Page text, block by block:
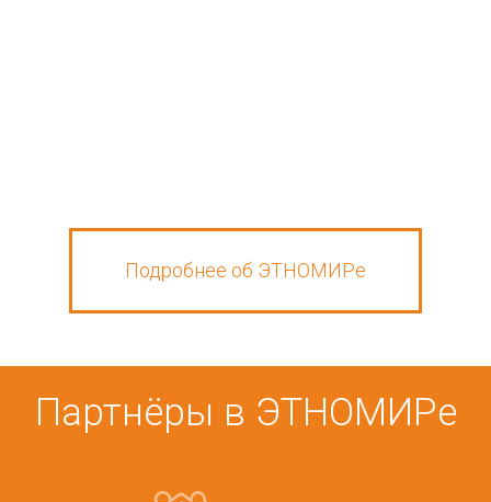
Подробнее об ЭТНОМИРе
Партнёры в ЭТНОМИРе